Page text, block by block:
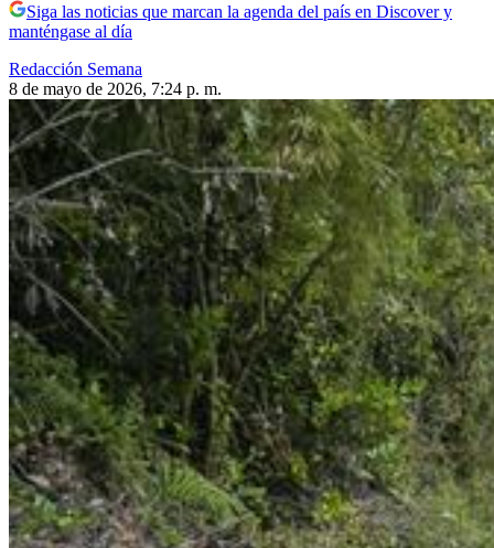
Siga las noticias que marcan la agenda del país en Discover y
manténgase al día
Redacción Semana
8 de mayo de 2026, 7:24 p. m.